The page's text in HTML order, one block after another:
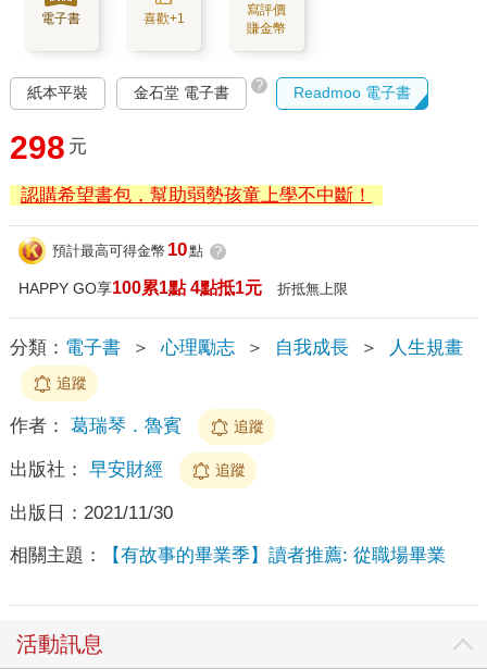
電子書 喜歡+1
寫評價
賺金幣
紙本平裝 金石堂 電子書 ? Readmoo 電子書
298 元
認購希望書包，幫助弱勢孩童上學不中斷！
預計最高可得金幣 10點 ?
HAPPY GO享100累1點 4點抵1元 折抵無上限
分類： 電子書 ＞ 心理勵志 ＞ 自我成長 ＞ 人生規畫
追蹤
作者： 葛瑞琴．魯賓 追蹤
出版社： 早安財經 追蹤
出版日： 2021/11/30
相關主題： 【有故事的畢業季】讀者推薦: 從職場畢業
活動訊息